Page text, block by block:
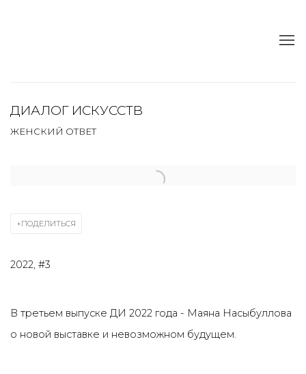
ДИАЛОГ ИСКУССТВ
ЖЕНСКИЙ ОТВЕТ
Open a larger version of the following image in a popup:
ПОДЕЛИТЬСЯ
2022, #3
В третьем выпуске ДИ 2022 года - Маяна Насыбуллова
о новой выставке и невозможном будущем.